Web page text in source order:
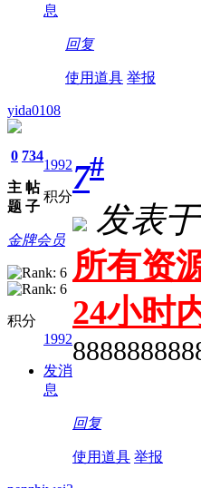
息
回复
使用道具 举报
yida0108
0
主
题
734
帖
子
1992
积分
金牌会员
积分
1992
发消
息
7#
发表
所有资
24小时
回复
使用道具 举报